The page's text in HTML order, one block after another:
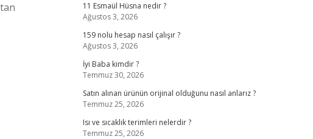
11 Esmaül Hüsna nedir ?
Ağustos 3, 2026
159 nolu hesap nasıl çalışır ?
Ağustos 3, 2026
İyi Baba kimdir ?
Temmuz 30, 2026
Satın alınan ürünün orijinal olduğunu nasıl anlarız ?
Temmuz 25, 2026
Isı ve sıcaklık terimleri nelerdir ?
Temmuz 25, 2026